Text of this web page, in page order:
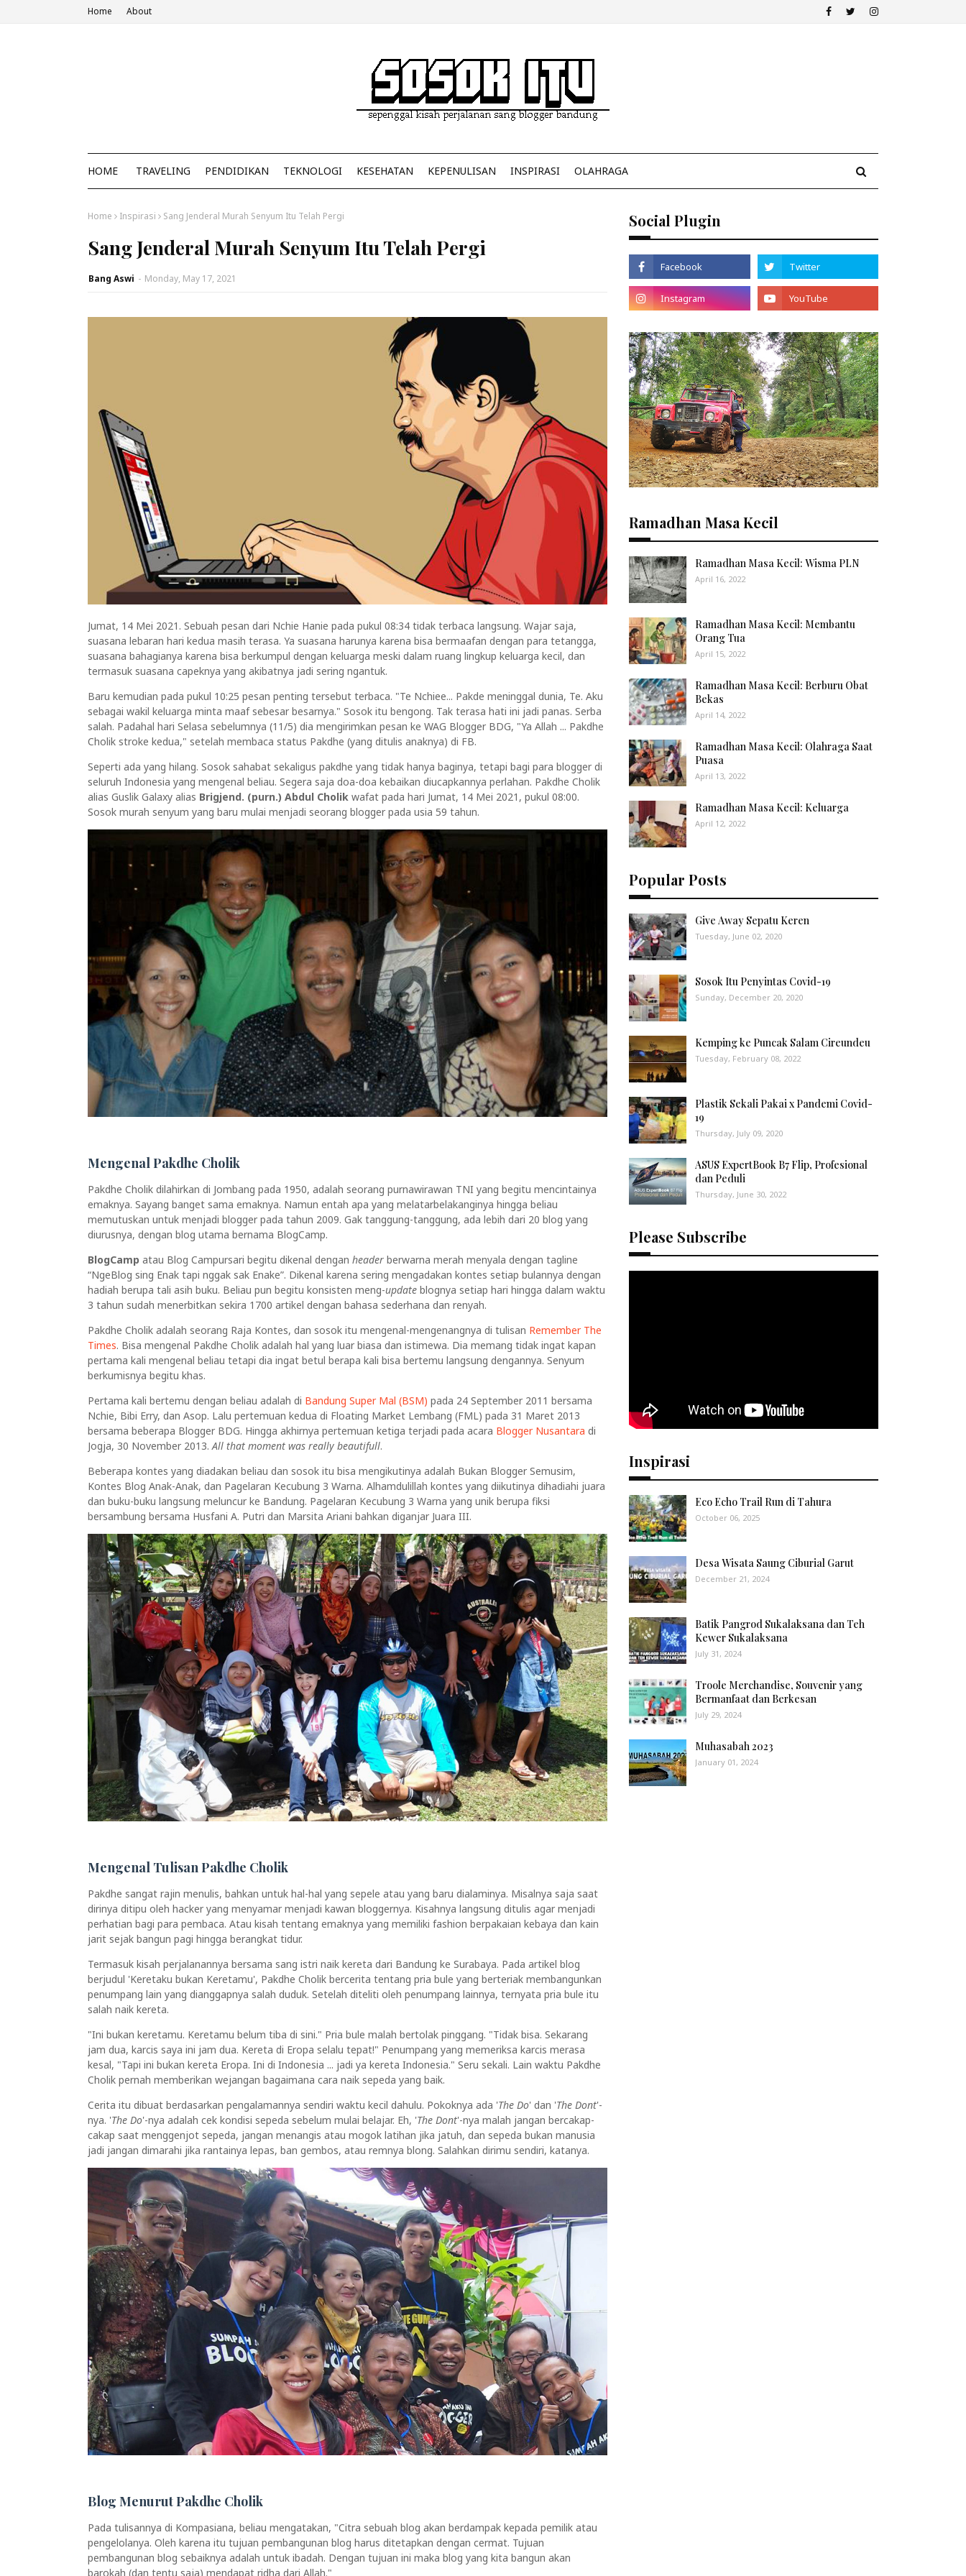
Home About
HOME TRAVELING PENDIDIKAN TEKNOLOGI KESEHATAN KEPENULISAN INSPIRASI OLAHRAGA
Home Inspirasi Sang Jenderal Murah Senyum Itu Telah Pergi
Sang Jenderal Murah Senyum Itu Telah Pergi
Bang Aswi - Monday, May 17, 2021
Jumat, 14 Mei 2021. Sebuah pesan dari Nchie Hanie pada pukul 08:34 tidak terbaca langsung. Wajar saja,
suasana lebaran hari kedua masih terasa. Ya suasana harunya karena bisa bermaafan dengan para tetangga,
suasana bahagianya karena bisa berkumpul dengan keluarga meski dalam ruang lingkup keluarga kecil, dan
termasuk suasana capeknya yang akibatnya jadi sering ngantuk.
Baru kemudian pada pukul 10:25 pesan penting tersebut terbaca. "Te Nchiee... Pakde meninggal dunia, Te. Aku
sebagai wakil keluarga minta maaf sebesar besarnya." Sosok itu bengong. Tak terasa hati ini jadi panas. Serba
salah. Padahal hari Selasa sebelumnya (11/5) dia mengirimkan pesan ke WAG Blogger BDG, "Ya Allah ... Pakdhe
Cholik stroke kedua," setelah membaca status Pakdhe (yang ditulis anaknya) di FB.
Seperti ada yang hilang. Sosok sahabat sekaligus pakdhe yang tidak hanya baginya, tetapi bagi para blogger di
seluruh Indonesia yang mengenal beliau. Segera saja doa-doa kebaikan diucapkannya perlahan. Pakdhe Cholik
alias Guslik Galaxy alias Brigjend. (purn.) Abdul Cholik wafat pada hari Jumat, 14 Mei 2021, pukul 08:00.
Sosok murah senyum yang baru mulai menjadi seorang blogger pada usia 59 tahun.
Mengenal Pakdhe Cholik
Pakdhe Cholik dilahirkan di Jombang pada 1950, adalah seorang purnawirawan TNI yang begitu mencintainya
emaknya. Sayang banget sama emaknya. Namun entah apa yang melatarbelakanginya hingga beliau
memutuskan untuk menjadi blogger pada tahun 2009. Gak tanggung-tanggung, ada lebih dari 20 blog yang
diurusnya, dengan blog utama bernama BlogCamp.
BlogCamp atau Blog Campursari begitu dikenal dengan header berwarna merah menyala dengan tagline
“NgeBlog sing Enak tapi nggak sak Enake”. Dikenal karena sering mengadakan kontes setiap bulannya dengan
hadiah berupa tali asih buku. Beliau pun begitu konsisten meng-update blognya setiap hari hingga dalam waktu
3 tahun sudah menerbitkan sekira 1700 artikel dengan bahasa sederhana dan renyah.
Pakdhe Cholik adalah seorang Raja Kontes, dan sosok itu mengenal-mengenangnya di tulisan Remember The
Times. Bisa mengenal Pakdhe Cholik adalah hal yang luar biasa dan istimewa. Dia memang tidak ingat kapan
pertama kali mengenal beliau tetapi dia ingat betul berapa kali bisa bertemu langsung dengannya. Senyum
berkumisnya begitu khas.
Pertama kali bertemu dengan beliau adalah di Bandung Super Mal (BSM) pada 24 September 2011 bersama
Nchie, Bibi Erry, dan Asop. Lalu pertemuan kedua di Floating Market Lembang (FML) pada 31 Maret 2013
bersama beberapa Blogger BDG. Hingga akhirnya pertemuan ketiga terjadi pada acara Blogger Nusantara di
Jogja, 30 November 2013.All that moment was really beautifull.
Beberapa kontes yang diadakan beliau dan sosok itu bisa mengikutinya adalah Bukan Blogger Semusim,
Kontes Blog Anak-Anak, dan Pagelaran Kecubung 3 Warna. Alhamdulillah kontes yang diikutinya dihadiahi juara
dan buku-buku langsung meluncur ke Bandung. Pagelaran Kecubung 3 Warna yang unik berupa fiksi
bersambung bersama Husfani A. Putri dan Marsita Ariani bahkan diganjar Juara III.
Mengenal Tulisan Pakdhe Cholik
Pakdhe sangat rajin menulis, bahkan untuk hal-hal yang sepele atau yang baru dialaminya. Misalnya saja saat
dirinya ditipu oleh hacker yang menyamar menjadi kawan bloggernya. Kisahnya langsung ditulis agar menjadi
perhatian bagi para pembaca. Atau kisah tentang emaknya yang memiliki fashion berpakaian kebaya dan kain
jarit sejak bangun pagi hingga berangkat tidur.
Termasuk kisah perjalanannya bersama sang istri naik kereta dari Bandung ke Surabaya. Pada artikel blog
berjudul 'Keretaku bukan Keretamu', Pakdhe Cholik bercerita tentang pria bule yang berteriak membangunkan
penumpang lain yang dianggapnya salah duduk. Setelah diteliti oleh penumpang lainnya, ternyata pria bule itu
salah naik kereta.
"Ini bukan keretamu. Keretamu belum tiba di sini." Pria bule malah bertolak pinggang. "Tidak bisa. Sekarang
jam dua, karcis saya ini jam dua. Kereta di Eropa selalu tepat!" Penumpang yang memeriksa karcis merasa
kesal, "Tapi ini bukan kereta Eropa. Ini di Indonesia ... jadi ya kereta Indonesia." Seru sekali. Lain waktu Pakdhe
Cholik pernah memberikan wejangan bagaimana cara naik sepeda yang baik.
Cerita itu dibuat berdasarkan pengalamannya sendiri waktu kecil dahulu. Pokoknya ada 'The Do' dan 'The Dont'-
nya. 'The Do'-nya adalah cek kondisi sepeda sebelum mulai belajar. Eh, 'The Dont'-nya malah jangan bercakap-
cakap saat menggenjot sepeda, jangan menangis atau mogok latihan jika jatuh, dan sepeda bukan manusia
jadi jangan dimarahi jika rantainya lepas, ban gembos, atau remnya blong. Salahkan dirimu sendiri, katanya.
Blog Menurut Pakdhe Cholik
Pada tulisannya di Kompasiana, beliau mengatakan, "Citra sebuah blog akan berdampak kepada pemilik atau
pengelolanya. Oleh karena itu tujuan pembangunan blog harus ditetapkan dengan cermat. Tujuan
pembangunan blog sebaiknya adalah untuk ibadah. Dengan tujuan ini maka blog yang kita bangun akan
barokah (dan tentu saja) mendapat ridha dari Allah."
Social Plugin
Ramadhan Masa Kecil
Ramadhan Masa Kecil: Wisma PLN
April 16, 2022
Ramadhan Masa Kecil: Membantu
Orang Tua
April 15, 2022
Ramadhan Masa Kecil: Berburu Obat
Bekas
April 14, 2022
Ramadhan Masa Kecil: Olahraga Saat
Puasa
April 13, 2022
Ramadhan Masa Kecil: Keluarga
April 12, 2022
Popular Posts
Give Away Sepatu Keren
Tuesday, June 02, 2020
Sosok Itu Penyintas Covid-19
Sunday, December 20, 2020
Kemping ke Puncak Salam Cireundeu
Tuesday, February 08, 2022
Plastik Sekali Pakai x Pandemi Covid-
19
Thursday, July 09, 2020
ASUS ExpertBook B7 Flip, Profesional
dan Peduli
Thursday, June 30, 2022
Please Subscribe
Inspirasi
Eco Echo Trail Run di Tahura
October 06, 2025
Desa Wisata Saung Ciburial Garut
December 21, 2024
Batik Pangrod Sukalaksana dan Teh
Kewer Sukalaksana
July 31, 2024
Troole Merchandise, Souvenir yang
Bermanfaat dan Berkesan
July 29, 2024
Muhasabah 2023
January 01, 2024